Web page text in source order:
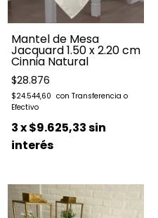
Mantel de Mesa
Jacquard 1.50 x 2.20 cm
Cinnia Natural
$28.876
$24.544,60
3x$9.625,33sin
interés